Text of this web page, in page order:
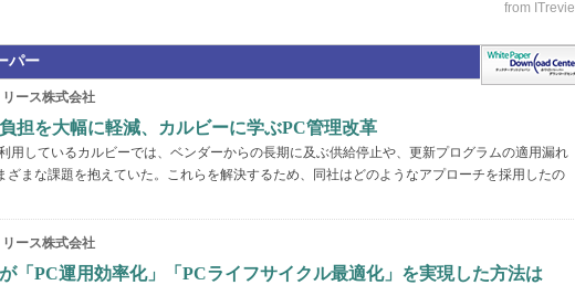
パー
ース株式会社
担を大幅に軽減、カルビーに学ぶPC管理改革
用しているカルビーでは、ベンダーからの長期に及ぶ供給停止や、更新プログラムの適用漏れ
ざまな課題を抱えていた。これらを解決するため、同社はどのようなアプローチを採用したの
ース株式会社
「PC運用効率化」「PCライフサイクル最適化」を実現した方法は